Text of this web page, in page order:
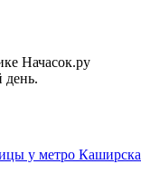
Начасок.ру
день.
у метро